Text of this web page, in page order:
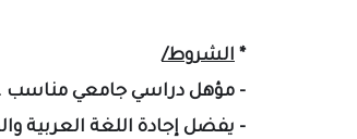
* الشروط/
- مؤهل دراسي جامعي مناسب
- يفضل إجادة اللغة العربية